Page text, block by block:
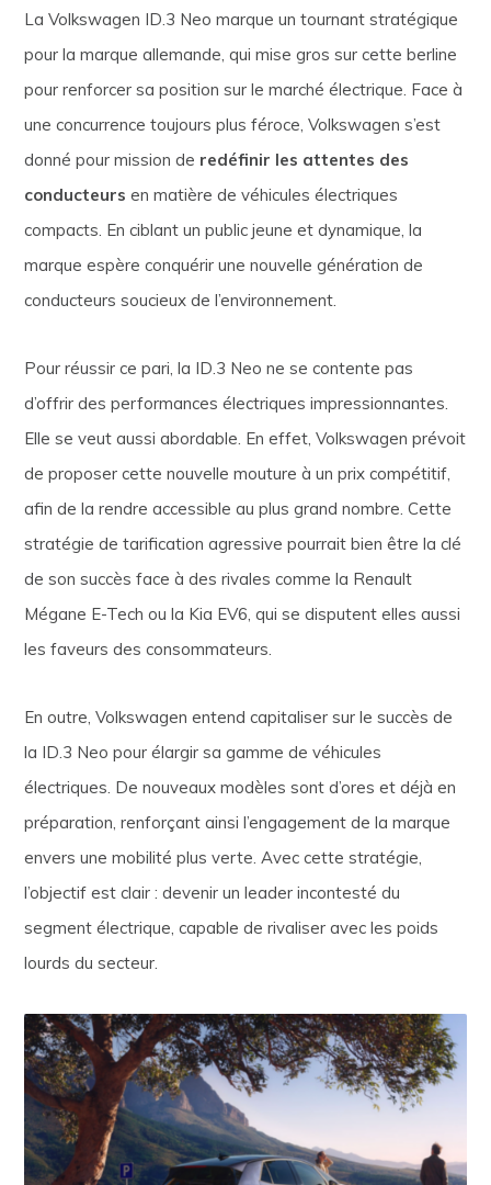
La Volkswagen ID.3 Neo marque un tournant stratégique
pour la marque allemande, qui mise gros sur cette berline
pour renforcer sa position sur le marché électrique. Face à
une concurrence toujours plus féroce, Volkswagen s’est
donné pour mission de redéfinir les attentes des
conducteurs en matière de véhicules électriques
compacts. En ciblant un public jeune et dynamique, la
marque espère conquérir une nouvelle génération de
conducteurs soucieux de l’environnement.
Pour réussir ce pari, la ID.3 Neo ne se contente pas
d’offrir des performances électriques impressionnantes.
Elle se veut aussi abordable. En effet, Volkswagen prévoit
de proposer cette nouvelle mouture à un prix compétitif,
afin de la rendre accessible au plus grand nombre. Cette
stratégie de tarification agressive pourrait bien être la clé
de son succès face à des rivales comme la Renault
Mégane E-Tech ou la Kia EV6, qui se disputent elles aussi
les faveurs des consommateurs.
En outre, Volkswagen entend capitaliser sur le succès de
la ID.3 Neo pour élargir sa gamme de véhicules
électriques. De nouveaux modèles sont d’ores et déjà en
préparation, renforçant ainsi l’engagement de la marque
envers une mobilité plus verte. Avec cette stratégie,
l’objectif est clair : devenir un leader incontesté du
segment électrique, capable de rivaliser avec les poids
lourds du secteur.